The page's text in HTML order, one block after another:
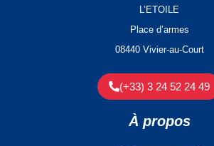
L’ETOILE
Place d’armes
08440 Vivier-au-Court
(+33) 3 24 52 24 49
À propos